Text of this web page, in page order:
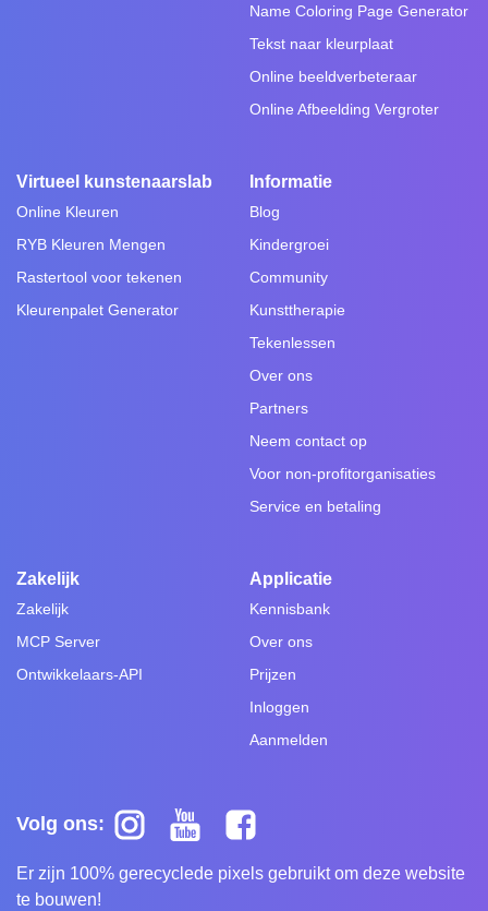
Name Coloring Page Generator
Tekst naar kleurplaat
Online beeldverbeteraar
Online Afbeelding Vergroter
Virtueel kunstenaarslab
Online Kleuren
RYB Kleuren Mengen
Rastertool voor tekenen
Kleurenpalet Generator
Informatie
Blog
Kindergroei
Community
Kunsttherapie
Tekenlessen
Over ons
Partners
Neem contact op
Voor non-profitorganisaties
Service en betaling
Zakelijk
Zakelijk
MCP Server
Ontwikkelaars-API
Applicatie
Kennisbank
Over ons
Prijzen
Inloggen
Aanmelden
Volg ons:
Er zijn 100% gerecyclede pixels gebruikt om deze website
te bouwen!